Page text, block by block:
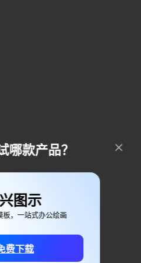
哪款产品？
图示
板，一站式办公绘画
费下载